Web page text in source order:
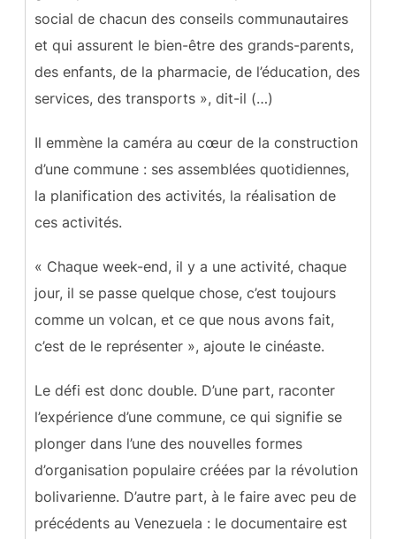
social de chacun des conseils communautaires
et qui assurent le bien-être des grands-parents,
des enfants, de la pharmacie, de l’éducation, des
services, des transports », dit-il (…)
Il emmène la caméra au cœur de la construction
d’une commune : ses assemblées quotidiennes,
la planification des activités, la réalisation de
ces activités.
« Chaque week-end, il y a une activité, chaque
jour, il se passe quelque chose, c’est toujours
comme un volcan, et ce que nous avons fait,
c’est de le représenter », ajoute le cinéaste.
Le défi est donc double. D’une part, raconter
l’expérience d’une commune, ce qui signifie se
plonger dans l’une des nouvelles formes
d’organisation populaire créées par la révolution
bolivarienne. D’autre part, à le faire avec peu de
précédents au Venezuela : le documentaire est